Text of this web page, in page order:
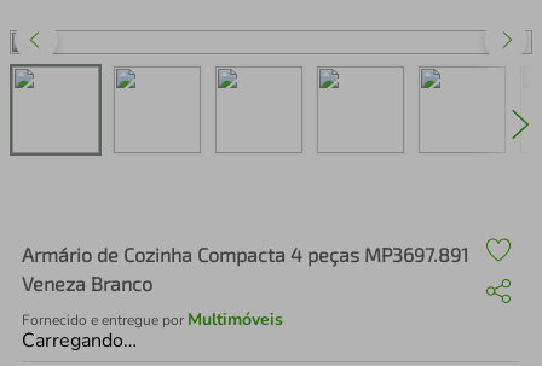
Armário de Cozinha Compacta 4 peças MP3697.891
Veneza Branco
Fornecido e entregue por Multimóveis
Carregando…
perfume